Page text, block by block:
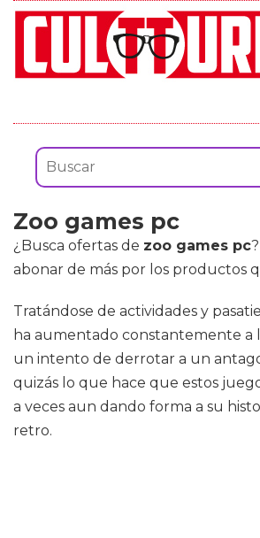
Zoo games pc
¿Busca ofertas de zoo games pc
abonar de más por los productos
Tratándose de actividades y
ha aumentado constantemente a
un intento de derrotar a un
quizás lo que hace que estos
a veces aun dando forma a su
retro.